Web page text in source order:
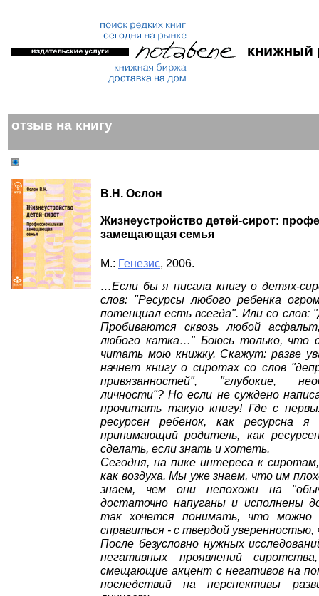
отзыв на книгу
В.Н. Ослон
Жизнеустройство детей-сирот:
замещающая семья
М.: Генезис , 2006.
…Если бы я писала книгу о детях-
слов: "Ресурсы любого ребенка
потенциал есть всегда". Или со
Пробиваются сквозь любой
любого катка…" Боюсь только, что
читать мою книжку. Скажут: разве
начнет книгу о сиротах со слов
привязанностей", "глубокие,
личности"? Но если не суждено
прочитать такую книгу! Где с
ресурсен ребенок, как ресурсна
принимающий родитель, как
сделать, если знать и хотеть.
Сегодня, на пике интереса к
как воздуха. Мы уже знаем, что им
знаем, чем они непохожи на
достаточно напуганы и исполнены
так хочется понимать, что
справиться - с твердой
После безусловно нужных
негативных проявлений
смещающие акцент с негативов на
последствий на перспективы